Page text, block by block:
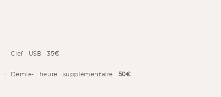
· Clef USB 35€
· Demie- heure supplémentaire 50€